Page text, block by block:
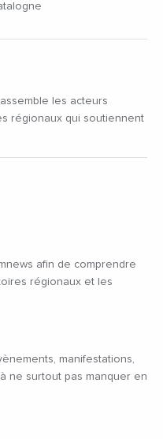
afin de comprendre
régionaux et les
manifestations,
ne surtout pas manquer en
les acteurs
régionaux qui soutiennent